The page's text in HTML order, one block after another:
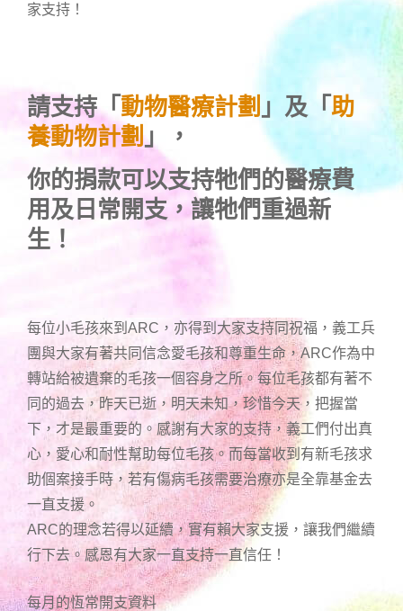
家支持！
請支持「 動物醫療計劃 」及「 助
養動物計劃」，
你的捐款可以支持牠們的醫療費
用及日常開支，讓牠們重過新
生！
每位小毛孩來到ARC，亦得到大家支持同祝福，義工兵
團與大家有著共同信念愛毛孩和尊重生命，ARC作為中
轉站給被遺棄的毛孩一個容身之所。每位毛孩都有著不
同的過去，昨天已逝，明天未知，珍惜今天，把握當
下，才是最重要的。感謝有大家的支持，義工們付出真
心，愛心和耐性幫助每位毛孩。而每當收到有新毛孩求
助個案接手時，若有傷病毛孩需要治療亦是全靠基金去
一直支援。
ARC的理念若得以延續，實有賴大家支援，讓我們繼續
行下去。感恩有大家一直支持一直信任！
每月的恆常開支資料